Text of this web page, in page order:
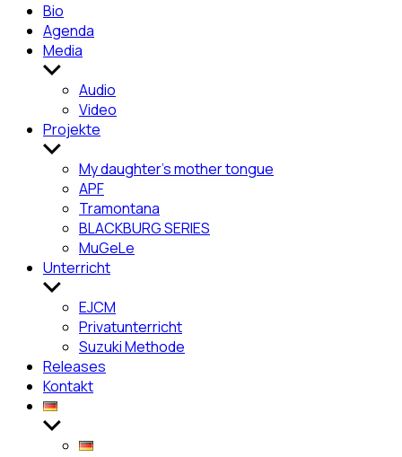
Bio
Agenda
Media
Untermenü
anzeigen
Audio
Video
Projekte
Untermenü
anzeigenMy daughter’s mother tongue
APF
Tramontana
BLACKBURG SERIES
MuGeLe
Unterricht
Untermenü
anzeigen
EJCM
Privatunterricht
Suzuki Methode
Releases
Kontakt
Untermenü
anzeigen